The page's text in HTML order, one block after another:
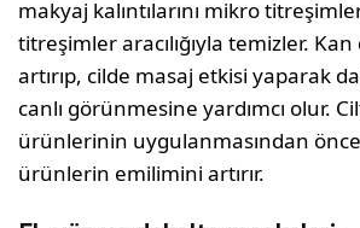
makyaj kalıntı­larını mikro
titreşimler aracılığıyla temizler. Kan
artırıp, cilde masaj etkisi yaparak
canlı görünmesine yardımcı olur.
ürünlerinin uygulanmasın­dan önce
ürünlerin emilimini artırır.